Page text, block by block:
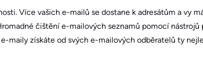
Více vašich e-mailů se dostane k adresátům a vy
čištění e-mailových seznamů pomocí nástrojů
maily získáte od svých e-mailových odběratelů ty